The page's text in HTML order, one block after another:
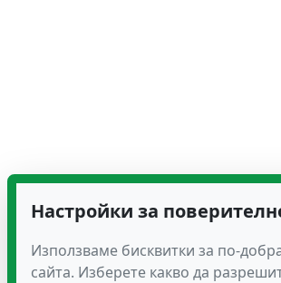
Настройки за
Използваме бисквитки за по-
сайта. Изберете какво да